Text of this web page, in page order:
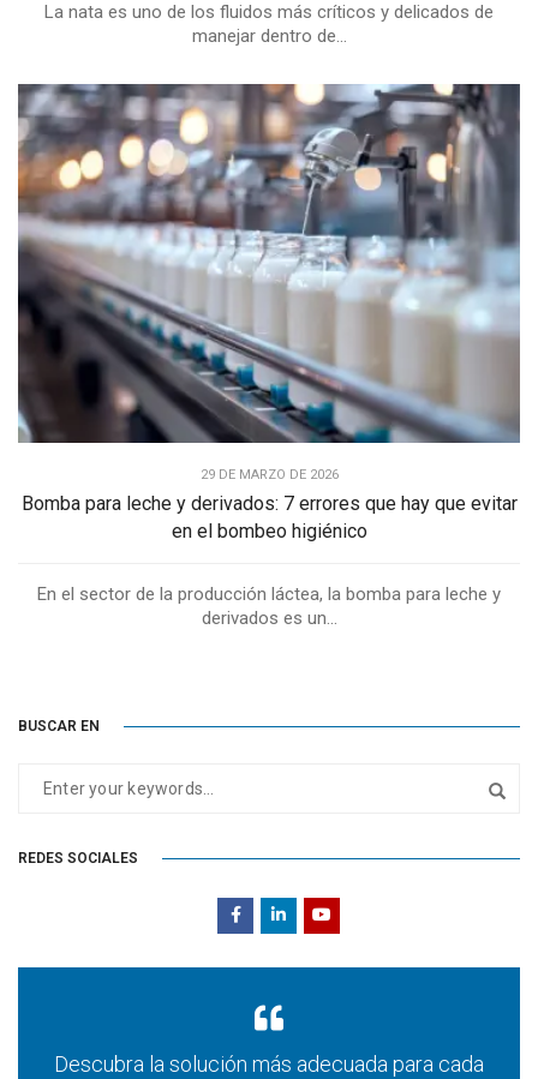
La nata es uno de los fluidos más críticos y delicados de
manejar dentro de...
29 DE MARZO DE 2026
Bomba para leche y derivados: 7 errores que hay que evitar
en el bombeo higiénico
En el sector de la producción láctea, la bomba para leche y
derivados es un...
BUSCAR EN
REDES SOCIALES
Descubra la solución más adecuada para cada